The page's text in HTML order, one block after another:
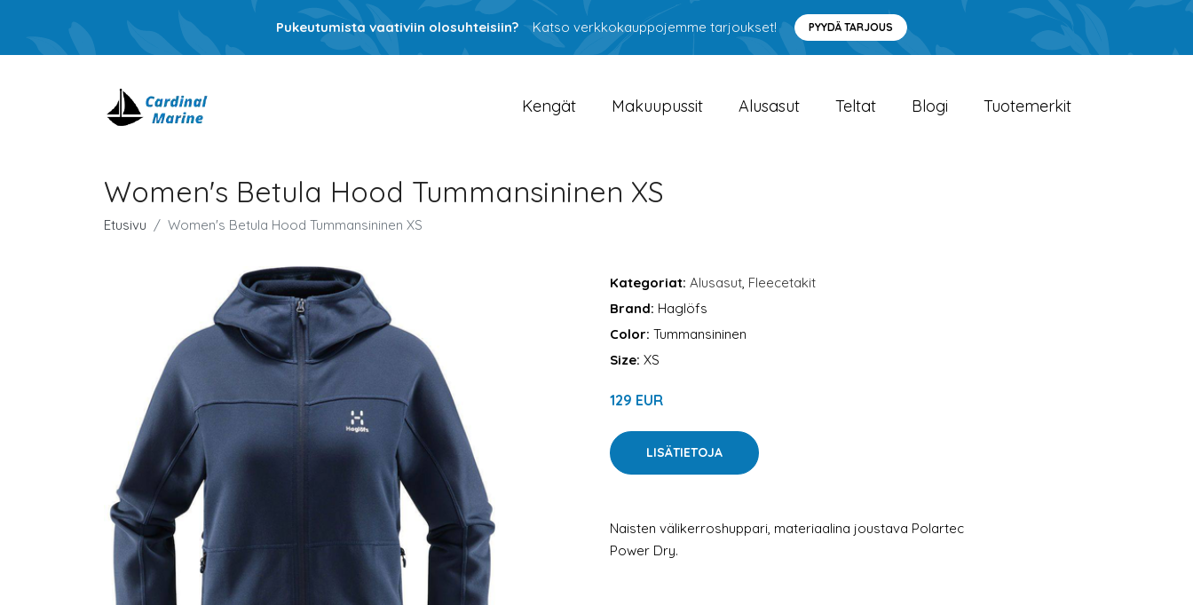
Pukeutumista vaativiin olosuhteisiin? Katso verkkokauppojemme tarjoukset! PYYDÄ TARJOUS
Kengät Makuupussit Alusasut Teltat Blogi Tuotemerkit
Women's Betula Hood Tummansininen XS
Etusivu Women's Betula Hood Tummansininen XS
Kategoriat: Alusasut, Fleecetakit
Brand: Haglöfs
Color: Tummansininen
Size: XS
129 EUR
LISÄTIETOJA
Naisten välikerroshuppari, materiaalina joustava Polartec
Power Dry.